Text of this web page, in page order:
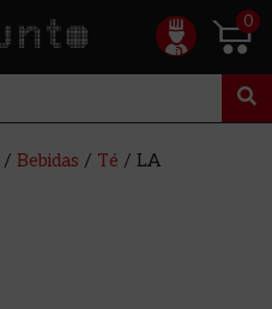
0
/ Bebidas / Té / LA